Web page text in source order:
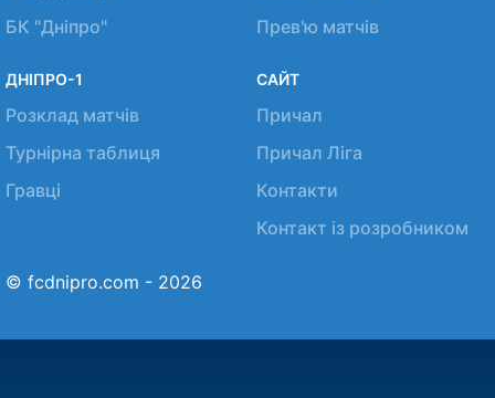
БК "Дніпро"
Прев'ю матчів
ДНІПРО-1
Розклад матчів
Турнірна таблиця
Гравці
САЙТ
Причал
Причал Ліга
Контакти
Контакт із розробником
© fcdnipro.com - 2026